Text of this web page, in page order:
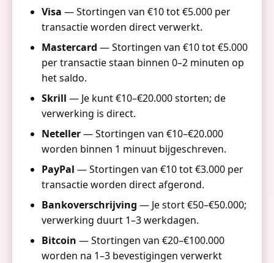
Visa — Stortingen van €10 tot €5.000 per
transactie worden direct verwerkt.
Mastercard — Stortingen van €10 tot €5.000
per transactie staan binnen 0–2 minuten op
het saldo.
Skrill — Je kunt €10–€20.000 storten; de
verwerking is direct.
Neteller— Stortingen van €10–€20.000
worden binnen 1 minuut bijgeschreven.
PayPal — Stortingen van €10 tot €3.000 per
transactie worden direct afgerond.
Bankoverschrijving — Je stort €50–€50.000;
verwerking duurt 1–3 werkdagen.
Bitcoin — Stortingen van €20–€100.000
worden na 1–3 bevestigingen verwerkt